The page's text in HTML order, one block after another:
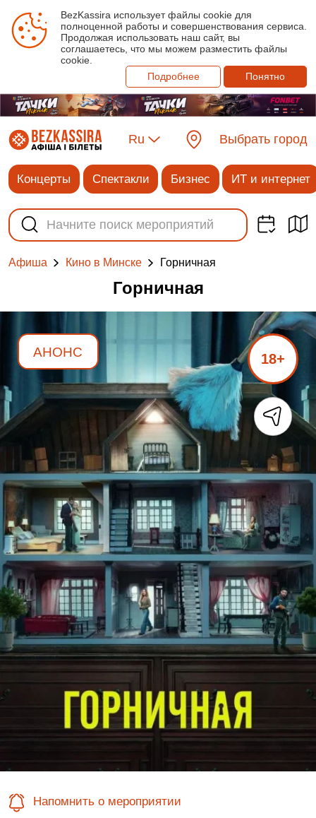
BezKassira использует файлы cookie для
полноценной работы и совершенствования сервиса.
Продолжая использовать наш сайт, вы
соглашаетесь, что мы можем разместить файлы
cookie.
Подробнее
Понятно
Ru Выбрать город
Концерты Спектакли Бизнес ИТ и интернет
Афиша Кино в Минске Горничная
Горничная
АНОНС 18+
Напомнить о мероприятии